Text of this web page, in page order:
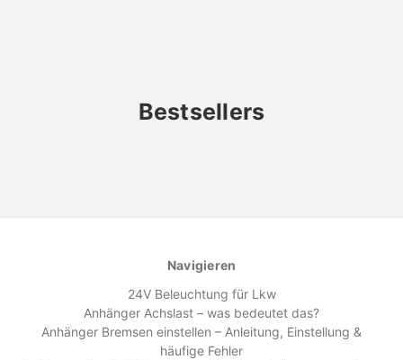
Bestsellers
Navigieren
24V Beleuchtung für Lkw
Anhänger Achslast – was bedeutet das?
Anhänger Bremsen einstellen – Anleitung, Einstellung &
häufige Fehler